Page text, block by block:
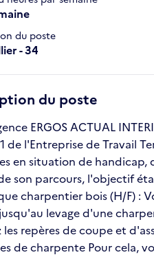
du poste
- 34
du poste
ERGOS ACTUAL
de l'Entreprise de Travail
en situation de
son parcours, l'objectif
charpentier bois (H/F) :
levage d'une
repères de coupe et
de charpente Pour cela,